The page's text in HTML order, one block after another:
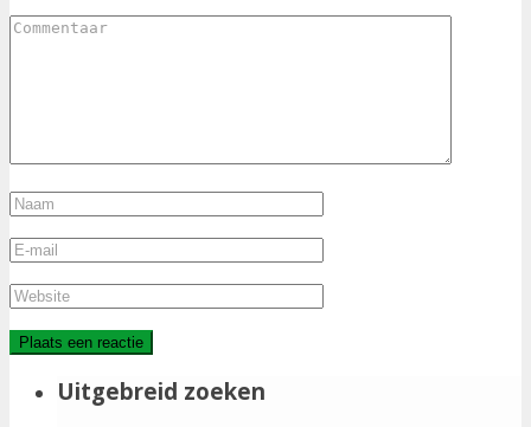
Uitgebreid zoeken